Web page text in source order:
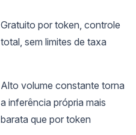
Gratuito por token, controle
total, sem limites de taxa
Alto volume constante torna
a inferência própria mais
barata que por token